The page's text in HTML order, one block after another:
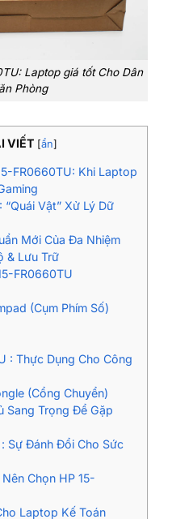
Laptop giá tốt Cho Dân
Phòng
VIẾT [ẩn]
FR0660TU: Khi Laptop
Vật” Xử Lý Dữ
Mới Của Đa Nhiệm
& Lưu Trữ
FR0660TU
(Cụm Phím Số)
: Thực Dụng Cho Công
(Cổng Chuyển)
Sang Trọng Để Gặp
Sự Đánh Đổi Cho Sức
Chọn HP 15-
Laptop Kế Toán